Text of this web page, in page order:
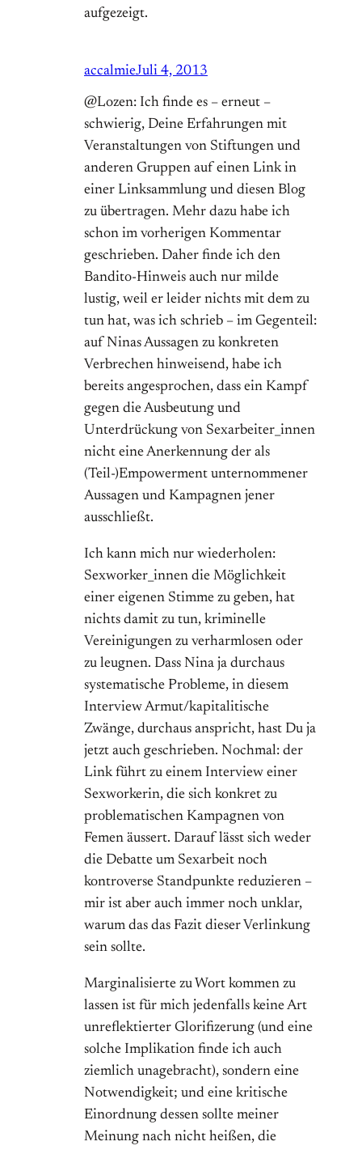
aufgezeigt.
accalmieJuli 4, 2013
@Lozen: Ich finde es – erneut –
schwierig, Deine Erfahrungen mit
Veranstaltungen von Stiftungen und
anderen Gruppen auf einen Link in
einer Linksammlung und diesen Blog
zu übertragen. Mehr dazu habe ich
schon im vorherigen Kommentar
geschrieben. Daher finde ich den
Bandito-Hinweis auch nur milde
lustig, weil er leider nichts mit dem zu
tun hat, was ich schrieb – im Gegenteil:
auf Ninas Aussagen zu konkreten
Verbrechen hinweisend, habe ich
bereits angesprochen, dass ein Kampf
gegen die Ausbeutung und
Unterdrückung von Sexarbeiter_innen
nicht eine Anerkennung der als
(Teil-)Empowerment unternommener
Aussagen und Kampagnen jener
ausschließt.
Ich kann mich nur wiederholen:
Sexworker_innen die Möglichkeit
einer eigenen Stimme zu geben, hat
nichts damit zu tun, kriminelle
Vereinigungen zu verharmlosen oder
zu leugnen. Dass Nina ja durchaus
systematische Probleme, in diesem
Interview Armut/kapitalitische
Zwänge, durchaus anspricht, hast Du ja
jetzt auch geschrieben. Nochmal: der
Link führt zu einem Interview einer
Sexworkerin, die sich konkret zu
problematischen Kampagnen von
Femen äussert. Darauf lässt sich weder
die Debatte um Sexarbeit noch
kontroverse Standpunkte reduzieren –
mir ist aber auch immer noch unklar,
warum das das Fazit dieser Verlinkung
sein sollte.
Marginalisierte zu Wort kommen zu
lassen ist für mich jedenfalls keine Art
unreflektierter Glorifizerung (und eine
solche Implikation finde ich auch
ziemlich unagebracht), sondern eine
Notwendigkeit; und eine kritische
Einordnung dessen sollte meiner
Meinung nach nicht heißen, die